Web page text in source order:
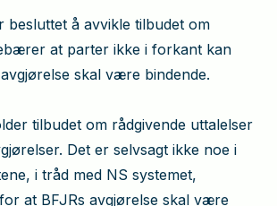
besluttet å avvikle tilbudet om
at parter ikke i forkant kan
skal være bindende.
tilbudet om rådgivende uttalelser
Det er selvsagt ikke noe i
i tråd med NS systemet,
at BFJRs avgjørelse skal være